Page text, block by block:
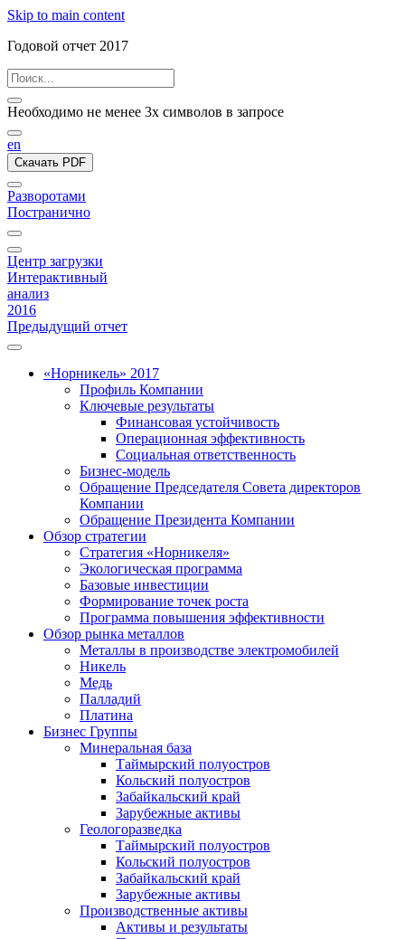
Skip to main content
Годовой отчет 2017
Необходимо не менее 3х символов в запросе
en
Скачать PDF
Разворотами
Постранично
Центр загрузки
Интерактивный
анализ
2016
Предыдущий отчет
«Норникель» 2017
Профиль Компании
Ключевые результаты
Финансовая устойчивость
Операционная эффективность
Социальная ответственность
Бизнес-модель
Обращение Председателя Совета директоров
Компании
Обращение Президента Компании
Обзор стратегии
Стратегия «Норникеля»
Экологическая программа
Базовые инвестиции
Формирование точек роста
Программа повышения эффективности
Обзор рынка металлов
Металлы в производстве электромобилей
Никель
Медь
Палладий
Платина
Бизнес Группы
Минеральная база
Таймырский полуостров
Кольский полуостров
Забайкальский край
Зарубежные активы
Геологоразведка
Таймырский полуостров
Кольский полуостров
Забайкальский край
Зарубежные активы
Производственные активы
Активы и результаты